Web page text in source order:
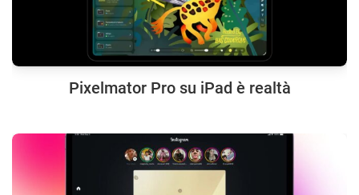
Pixelmator Pro su iPad è realtà